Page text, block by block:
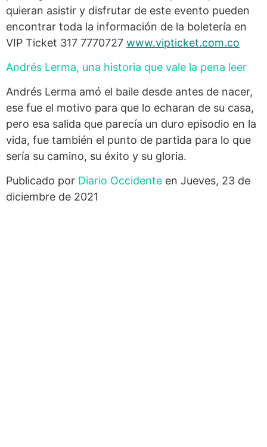
quieran asistir y disfrutar de este evento pueden
encontrar toda la información de la boletería en
VIP Ticket 317 7770727 www.vipticket.com.co
Andrés Lerma, una historia que vale la pena leer
Andrés Lerma amó el baile desde antes de nacer,
ese fue el motivo para que lo echaran de su casa,
pero esa salida que parecía un duro episodio en la
vida, fue también el punto de partida para lo que
sería su camino, su éxito y su gloria.
Publicado por Diario Occidente en Jueves, 23 de
diciembre de 2021